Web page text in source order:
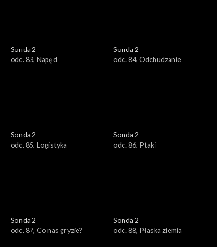
Sonda 2
odc. 83, Napęd
Sonda 2
odc. 84, Odchudzanie
Sonda 2
odc. 85, Logistyka
Sonda 2
odc. 86, Ptaki
Sonda 2
odc. 87, Co nas gryzie?
Sonda 2
odc. 88, Płaska ziemia